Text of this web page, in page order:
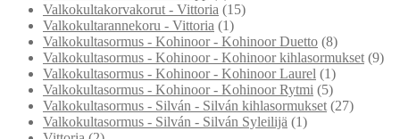
Valkokultakorvakorut - Vittoria (15)
Valkokultarannekoru - Vittoria (1)
Valkokultasormus - Kohinoor - Kohinoor Duetto (8)
Valkokultasormus - Kohinoor - Kohinoor kihlasormukset (9)
Valkokultasormus - Kohinoor - Kohinoor Laurel (1)
Valkokultasormus - Kohinoor - Kohinoor Rytmi (5)
Valkokultasormus - Silván - Silván kihlasormukset (27)
Valkokultasormus - Silván - Silván Syleilijä (1)